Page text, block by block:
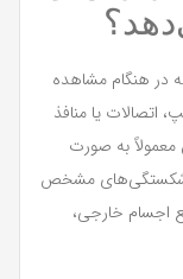
در هنگام مشاهده
اتصالات یا منافذ
به صورت
شکستگی‌های مشخص
اجسام خارجی،